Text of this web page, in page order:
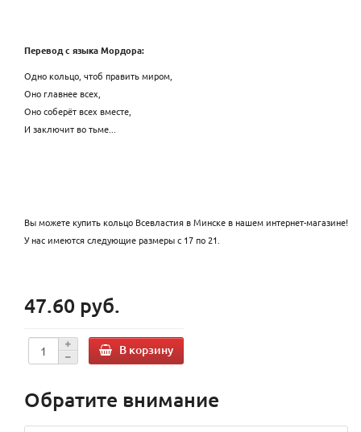
Перевод с языка Мордора:
Одно кольцо, чтоб править миром,
Оно главнее всех,
Оно соберёт всех вместе,
И заключит во тьме...
Вы можете купить кольцо Всевластия в Минске в нашем интернет-магазине!
У нас имеются следующие размеры с 17 по 21.
47.60 руб.
В корзину
Обратите внимание